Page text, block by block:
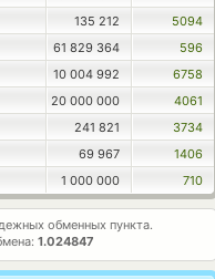
135 212
5094
61 829 364
596
10 004 992
6758
20 000 000
4061
241 821
3734
69 967
1406
1 000 000 710
обменных пункта.
1.024847